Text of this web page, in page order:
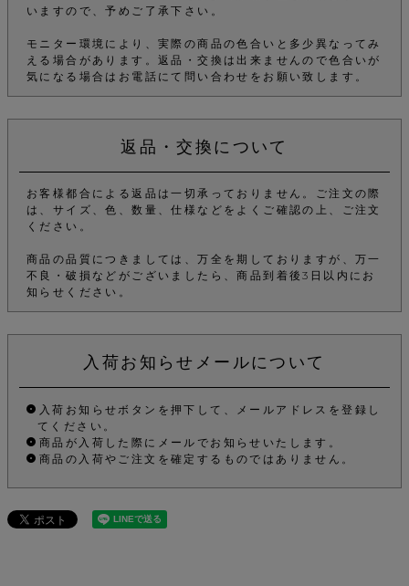
いますので、予めご了承下さい。
モニター環境により、実際の商品の色合いと多少異なってみ
える場合があります。返品・交換は出来ませんので色合いが
気になる場合はお電話にて問い合わせをお願い致します。
返品・交換について
お客様都合による返品は一切承っておりません。ご注文の際
は、サイズ、色、数量、仕様などをよくご確認の上、ご注文
ください。
商品の品質につきましては、万全を期しておりますが、万一
不良・破損などがございましたら、商品到着後3日以内にお
知らせください。
入荷お知らせメールについて
入荷お知らせボタンを押下して、メールアドレスを登録し
てください。
商品が入荷した際にメールでお知らせいたします。
商品の入荷やご注文を確定するものではありません。